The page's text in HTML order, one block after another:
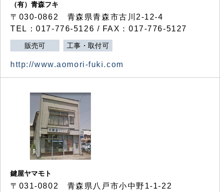
（有）青森フキ
〒030-0862 青森県青森市古川2-12-4
TEL：017-776-5126 / FAX：017-776-5127
販売可 工事・取付可
http://www.aomori-fuki.com
鍵屋ヤマモト
〒031-0802 青森県八戸市小中野1-1-22